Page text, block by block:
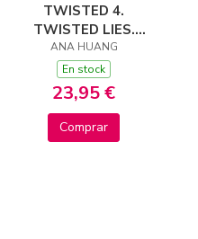
TWISTED 4.
TWISTED LIES.
EDICIÓN ESPECIAL
ANA HUANG
En stock
23,95 €
Comprar